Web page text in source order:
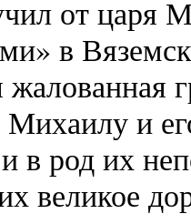
от царя
в
и
в род их
великое